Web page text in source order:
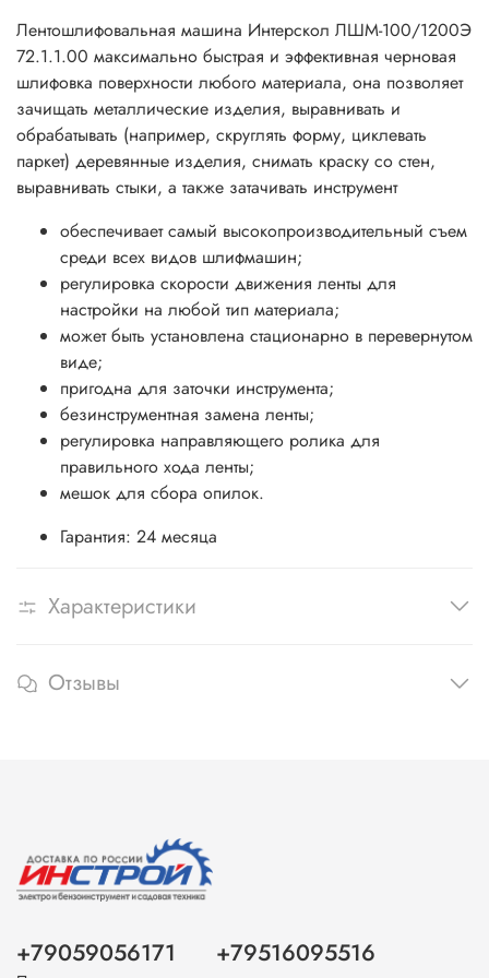
Лентошлифовальная машина Интерскол ЛШМ-100/1200Э
72.1.1.00 максимально быстрая и эффективная черновая
шлифовка поверхности любого материала, она позволяет
зачищать металлические изделия, выравнивать и
обрабатывать (например, скруглять форму, циклевать
паркет) деревянные изделия, снимать краску со стен,
выравнивать стыки, а также затачивать инструмент
обеспечивает самый высокопроизводительный съем
среди всех видов шлифмашин;
регулировка скорости движения ленты для
настройки на любой тип материала;
может быть установлена стационарно в перевернутом
виде;
пригодна для заточки инструмента;
безинструментная замена ленты;
регулировка направляющего ролика для
правильного хода ленты;
мешок для сбора опилок.
Гарантия: 24 месяца
Характеристики
Отзывы
+79059056171 +79516095516